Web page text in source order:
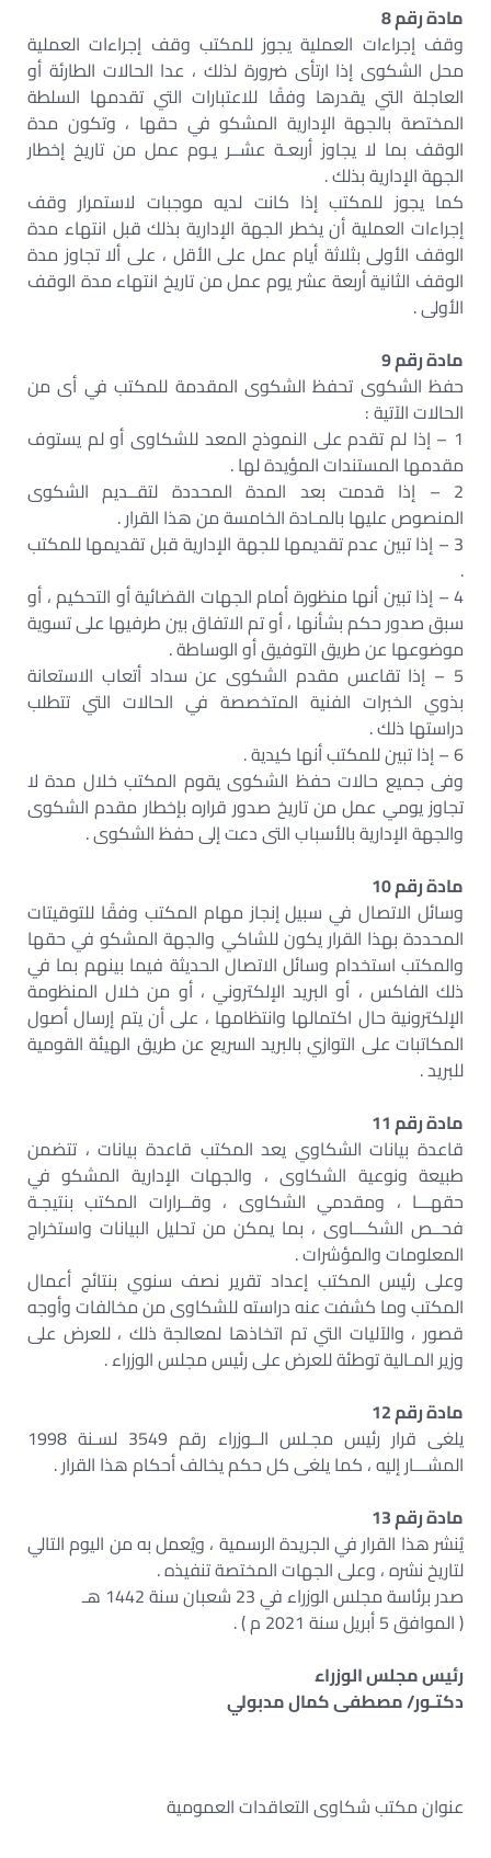
مادة رقم 8
وقف إجراءات العملية يجوز للمكتب وقف إجراءات العملية
محل الشكوى إذا ارتأى ضرورة لذلك ، عدا الحالات الطارئة أو
العاجلة التي يقدرها وفقًا للاعتبارات التي تقدمها السلطة
المختصة بالجهة الإدارية المشكو في حقها ، وتكون مدة
الوقف بما لا يجاوز أربعـة عشــر يـوم عمل من تاريخ إخطار
الجهة الإدارية بذلك .
كما يجوز للمكتب إذا كانت لديه موجبات لاستمرار وقف
إجراءات العملية أن يخطر الجهة الإدارية بذلك قبل انتهاء مدة
الوقف الأولى بثلاثة أيام عمل على الأقل ، على ألا تجاوز مدة
الوقف الثانية أربعة عشر يوم عمل من تاريخ انتهاء مدة الوقف
الأولى .
مادة رقم 9
حفظ الشكوى تحفظ الشكوى المقدمة للمكتب في أى من
الحالات الآتية :
1 – إذا لم تقدم على النموذج المعد للشكاوى أو لم يستوف
مقدمها المستندات المؤيدة لها .
2 – إذا قدمت بعد المدة المحددة لتقــديم الشكوى
المنصوص عليها بالمـادة الخامسة من هذا القرار .
3 – إذا تبين عدم تقديمها للجهة الإدارية قبل تقديمها للمكتب
.
4 – إذا تبين أنها منظورة أمام الجهات القضائية أو التحكيم ، أو
سبق صدور حكم بشأنها ، أو تم الاتفاق بين طرفيها على تسوية
موضوعها عن طريق التوفيق أو الوساطة .
5 – إذا تقاعس مقدم الشكوى عن سداد أتعاب الاستعانة
بذوي الخبرات الفنية المتخصصة في الحالات التي تتطلب
دراستها ذلك .
6 – إذا تبين للمكتب أنها كيدية .
وفى جميع حالات حفظ الشكوى يقوم المكتب خلال مدة لا
تجاوز يومي عمل من تاريخ صدور قراره بإخطار مقدم الشكوى
والجهة الإدارية بالأسباب التى دعت إلى حفظ الشكوى .
مادة رقم 10
وسائل الاتصال في سبيل إنجاز مهام المكتب وفقًا للتوقيتات
المحددة بهذا القرار يكون للشاكي والجهة المشكو في حقها
والمكتب استخدام وسائل الاتصال الحديثة فيما بينهم بما في
ذلك الفاكس ، أو البريد الإلكتروني ، أو من خلال المنظومة
الإلكترونية حال اكتمالها وانتظامها ، على أن يتم إرسال أصول
المكاتبات على التوازي بالبريد السريع عن طريق الهيئة القومية
للبريد .
مادة رقم 11
قاعدة بيانات الشكاوي يعد المكتب قاعدة بيانات ، تتضمن
طبيعة ونوعية الشكاوى ، والجهات الإدارية المشكو في
حقهـــا ، ومقدمي الشكاوى ، وقــرارات المكتب بنتيجـة
فحــص الشكـــاوى ، بما يمكن من تحليل البيانات واستخراج
المعلومات والمؤشرات .
وعلى رئيس المكتب إعداد تقرير نصف سنوي بنتائج أعمال
المكتب وما كشفت عنه دراسته للشكاوى من مخالفات وأوجه
قصور ، والآليات التي تم اتخاذها لمعالجة ذلك ، للعرض على
وزير المـالية توطئة للعرض على رئيس مجلس الوزراء .
مادة رقم 12
يلغى قرار رئيس مجـلس الــوزراء رقم 3549 لسـنة 1998
المشـــار إليه ، كما يلغى كل حكم يخالف أحكام هذا القرار .
مادة رقم 13
يُنشر هذا القرار في الجريدة الرسمية ، ويُعمل به من اليوم التالي
لتاريخ نشره ، وعلى الجهات المختصة تنفيذه .
صدر برئاسة مجلس الوزراء في 23 شعبان سنة 1442 هـ
( الموافق 5 أبريل سنة 2021 م ) .
رئيس مجلس الوزراء
دكتـور/ مصطفى كمال مدبولي
عنوان مكتب شكاوى التعاقدات العمومية